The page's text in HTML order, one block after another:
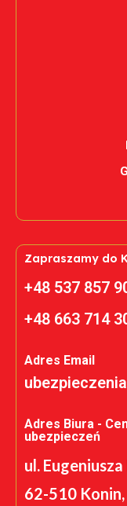
Zapraszamy do
+48 537 857
+48 663 714
Adres Email
Adres Biura -
ubezpieczeń
ul.
62-510